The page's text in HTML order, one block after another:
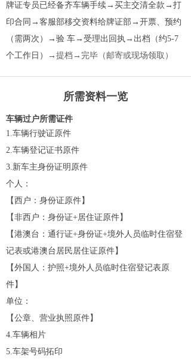
牌证专员已经备齐车辆手续→买主交清全款→打
印合同→客服部移交资料给牌证部→开票、预约
（需两次）→验 车→受理出回执→出档（约5-7
个工作日）
→提档→完毕（邮寄或现场领取）
所需资料一览
车辆过户所需证件
1.车辆行驶证原件
2.车辆登记证书原件
3.新车主身份证明原件
个人：
【西户：身份证原件】
【非西户：身份证+居住证原件】
【港澳台：通行证+身份证+境外人员临时住宿登
记表或港澳台居民居住证原件】
【外国人：护照+境外人员临时住宿登记表原
件】
单位：
【公章、营业执照原件】
4.车辆相片
5.车架号码拓印